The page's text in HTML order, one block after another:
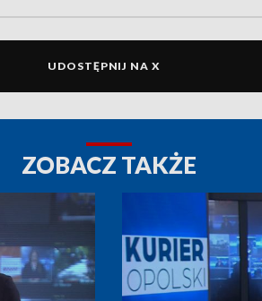
UDOSTĘPNIJ NA X
ZOBACZ TAKŻE